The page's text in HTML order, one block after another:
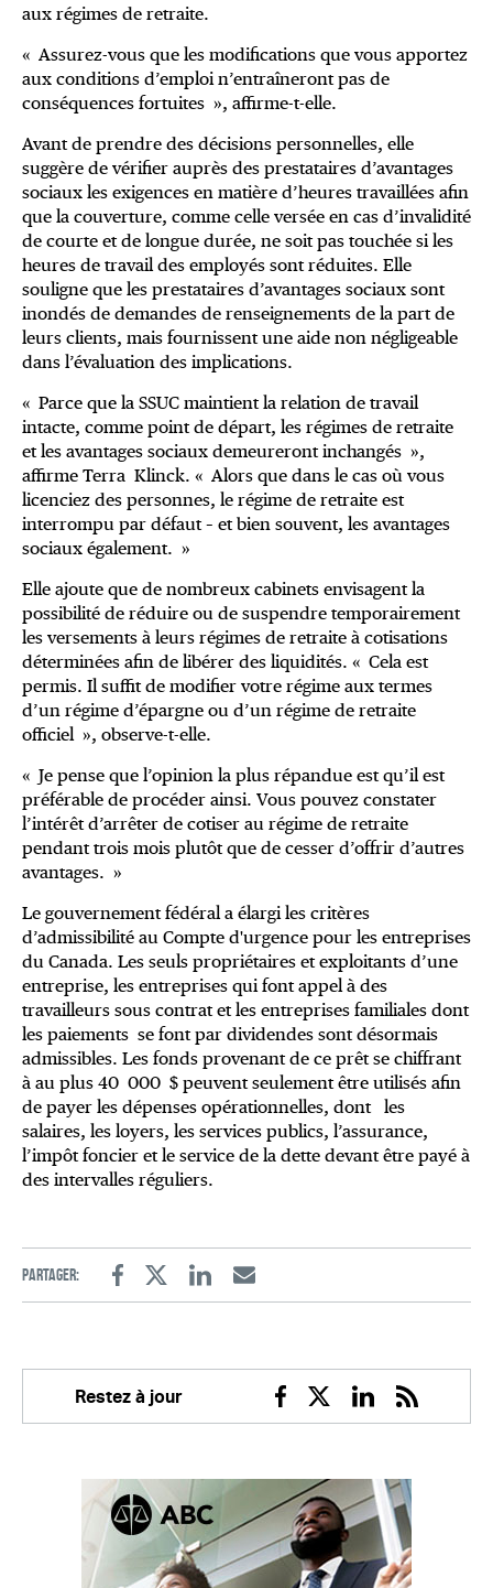
aux régimes de retraite.
« Assurez-vous que les modifications que vous apportez
aux conditions d’emploi n’entraîneront pas de
conséquences fortuites », affirme-t-elle.
Avant de prendre des décisions personnelles, elle
suggère de vérifier auprès des prestataires d’avantages
sociaux les exigences en matière d’heures travaillées afin
que la couverture, comme celle versée en cas d’invalidité
de courte et de longue durée, ne soit pas touchée si les
heures de travail des employés sont réduites. Elle
souligne que les prestataires d’avantages sociaux sont
inondés de demandes de renseignements de la part de
leurs clients, mais fournissent une aide non négligeable
dans l’évaluation des implications.
« Parce que la SSUC maintient la relation de travail
intacte, comme point de départ, les régimes de retraite
et les avantages sociaux demeureront inchangés »,
affirme Terra Klinck. « Alors que dans le cas où vous
licenciez des personnes, le régime de retraite est
interrompu par défaut – et bien souvent, les avantages
sociaux également. »
Elle ajoute que de nombreux cabinets envisagent la
possibilité de réduire ou de suspendre temporairement
les versements à leurs régimes de retraite à cotisations
déterminées afin de libérer des liquidités. « Cela est
permis. Il suffit de modifier votre régime aux termes
d’un régime d’épargne ou d’un régime de retraite
officiel », observe-t-elle.
« Je pense que l’opinion la plus répandue est qu’il est
préférable de procéder ainsi. Vous pouvez constater
l’intérêt d’arrêter de cotiser au régime de retraite
pendant trois mois plutôt que de cesser d’offrir d’autres
avantages. »
Le gouvernement fédéral a élargi les critères
d’admissibilité au Compte d'urgence pour les entreprises
du Canada. Les seuls propriétaires et exploitants d’une
entreprise, les entreprises qui font appel à des
travailleurs sous contrat et les entreprises familiales dont
les paiements se font par dividendes sont désormais
admissibles. Les fonds provenant de ce prêt se chiffrant
à au plus 40 000 $ peuvent seulement être utilisés afin
de payer les dépenses opérationnelles, dont les
salaires, les loyers, les services publics, l’assurance,
l’impôt foncier et le service de la dette devant être payé à
des intervalles réguliers.
Partager:
FacebookTwitterLinkedinEmail
Restez à jour
Facebook
TwitterLinkedin
RSS